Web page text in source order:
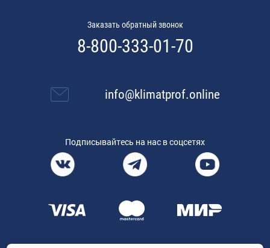
Заказать обратный звонок
8-800-333-01-70
info@klimatprof.online
Подписывайтесь на нас в соцсетях